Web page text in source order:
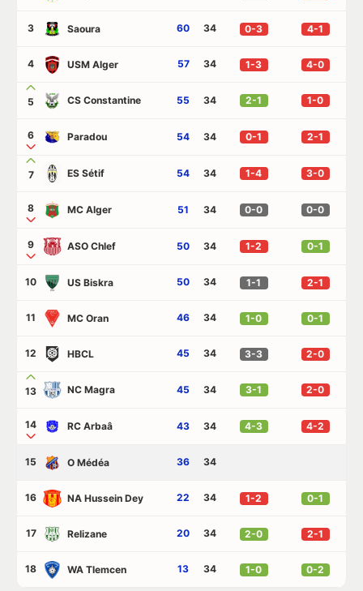
3 Saoura 60 34 0-3 4-1
4 USM Alger 57 34 1-3 4-0
5 CS Constantine 55 34 2-1 1-0
6 Paradou 54 34 0-1 2-1
7 ES Sétif 54 34 1-4 3-0
8 MC Alger 51 34 0-0 0-0
9 ASO Chlef 50 34 1-2 0-1
10 US Biskra 50 34 1-1 2-1
11 MC Oran 46 34 1-0 0-1
12 HBCL 45 34 3-3 2-0
13 NC Magra 45 34 3-1 2-0
14 RC Arbaâ 43 34 4-3 4-2
15 O Médéa 36 34
16 NA Hussein Dey 22 34 1-2 0-1
17 Relizane 20 34 2-0 2-1
18 WA Tlemcen 13 34 1-0 0-2